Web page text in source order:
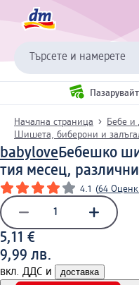
Търсете и намерете
Начална страница
Бебе и
Шишета, биберони и
babyloveБебешко
тия месец,
4.1 (64
5,11 €
9,99 лв.
вкл. ДДС и доставка